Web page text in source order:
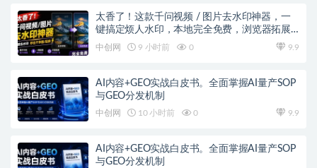
太香了！这款千问视频 / 图片去水印神器，一
键搞定烦人水印，本地完全免费，浏览器拓展
插件
中创网 9 小时前 0 9.9
AI内容+GEO实战白皮书。全面掌握AI量产SOP
与GEO分发机制
中创网 10 小时前 0 9.9
AI内容+GEO实战白皮书。全面掌握AI量产SOP
与GEO分发机制